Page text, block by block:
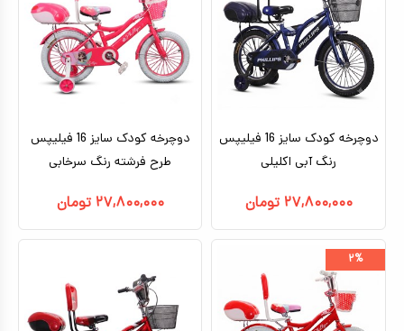
دوچرخه کودک سایز 16 فیلیپس
رنگ آبی اکلیلی
۲۷,۸۰۰,۰۰۰ تومان
دوچرخه کودک سایز 16 فیلیپس
طرح فرشته رنگ سرخابی
۲۷,۸۰۰,۰۰۰ تومان
۲%